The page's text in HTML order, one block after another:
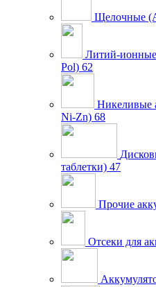
Щелочные
Литий-
Pol) 62
Никеливые
Ni-Zn) 68
таблетки) 47
Прочие
Отсеки для